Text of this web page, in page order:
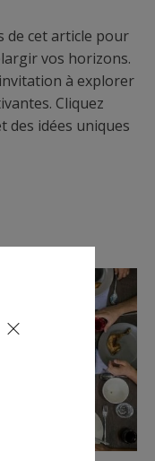
de cet article pour
vos horizons.
à explorer
Cliquez
des idées uniques